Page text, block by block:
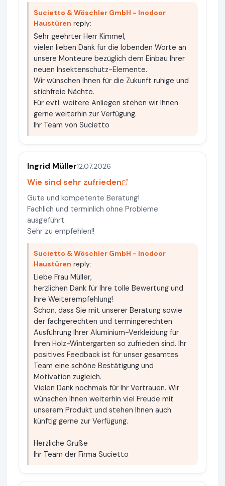
Sucietto & Wöschler GmbH - Inodoor
Haustüren reply:
Sehr geehrter Herr Kimmel,
vielen lieben Dank für die lobenden Worte an
unsere Monteure bezüglich dem Einbau Ihrer
neuen Insektenschutz-Elemente.
Wir wünschen Ihnen für die Zukunft ruhige und
stichfreie Nächte.
Für evtl. weitere Anliegen stehen wir Ihnen
gerne weiterhin zur Verfügung.
Ihr Team von Sucietto
Ingrid Müller12.07.2026
Wie sind sehr zufrieden
Gute und kompetente Beratung!
Fachlich und terminlich ohne Probleme
ausgeführt.
Sehr zu empfehlen!!
Sucietto & Wöschler GmbH - Inodoor
Haustüren reply:
Liebe Frau Müller,
herzlichen Dank für Ihre tolle Bewertung und
Ihre Weiterempfehlung!
Schön, dass Sie mit unserer Beratung sowie
der fachgerechten und termingerechten
Ausführung Ihrer Aluminium-Verkleidung für
Ihren Holz-Wintergarten so zufrieden sind. Ihr
positives Feedback ist für unser gesamtes
Team eine schöne Bestätigung und
Motivation zugleich.
Vielen Dank nochmals für Ihr Vertrauen. Wir
wünschen Ihnen weiterhin viel Freude mit
unserem Produkt und stehen Ihnen auch
künftig gerne zur Verfügung.
Herzliche Grüße
Ihr Team der Firma Sucietto